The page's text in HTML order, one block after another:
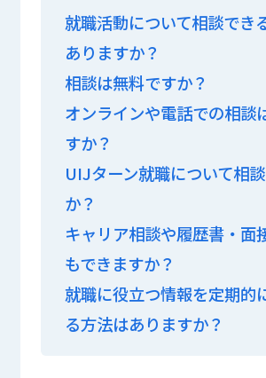
就職活動について相談でき
ありますか？
相談は無料ですか？
オンラインや電話での相談
すか？
UIJターン就職について相
か？
キャリア相談や履歴書・面
もできますか？
就職に役立つ情報を定期的
る方法はありますか？